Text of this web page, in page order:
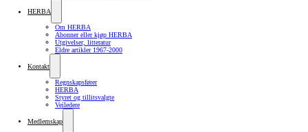
HERBA
Om HERBA
Abonner eller kjøp HERBA
Utgivelser, litteratur
Eldre artikler 1967-2000
Kontakt
Regnskapsfører
HERBA
Styret og tillitsvalgte
Veiledere
Medlemskap